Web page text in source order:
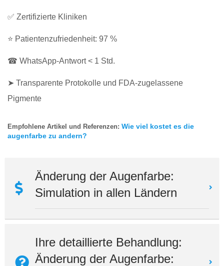
✅ Zertifizierte Kliniken
⭐ Patientenzufriedenheit: 97 %
☎ WhatsApp-Antwort < 1 Std.
➤ Transparente Protokolle und FDA-zugelassene
Pigmente
Empfohlene Artikel und Referenzen: Wie viel kostet es die
augenfarbe zu andern?
Änderung der Augenfarbe:
Simulation in allen Ländern
Ihre detaillierte Behandlung:
Änderung der Augenfarbe: